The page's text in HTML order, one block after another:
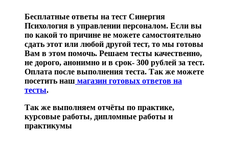
Бесплатные ответы на тест Синергия
Психология в управлении персоналом. Если вы
по какой то причине не можете самостоятельно
сдать этот или любой другой тест, то мы готовы
Вам в этом помочь. Решаем тесты качественно,
не дорого, анонимно и в срок- 300 рублей за тест.
Оплата после выполнения теста. Так же можете
посетить наш магазин готовых ответов на
тесты.
Так же выполняем отчёты по практике,
курсовые работы, дипломные работы и
практикумы